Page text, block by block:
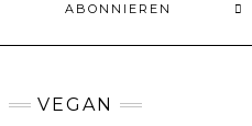
ABONNIEREN
VEGAN